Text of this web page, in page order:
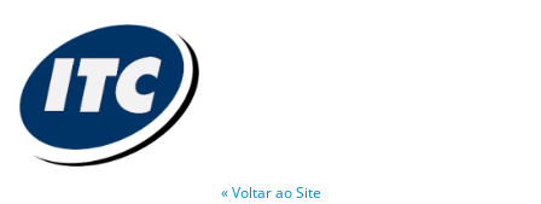
« Voltar ao Site